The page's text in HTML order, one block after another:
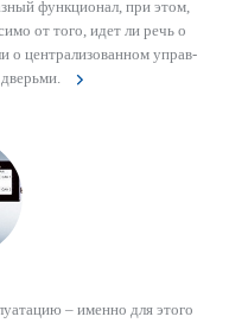
функционал, при этом,
от того, идет ли речь о
о централ­и­з­ованном управ­
– именно для этого